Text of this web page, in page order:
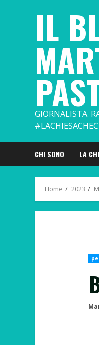
IL
GIORNALISTA.
CHI SONO LA
Home 2023